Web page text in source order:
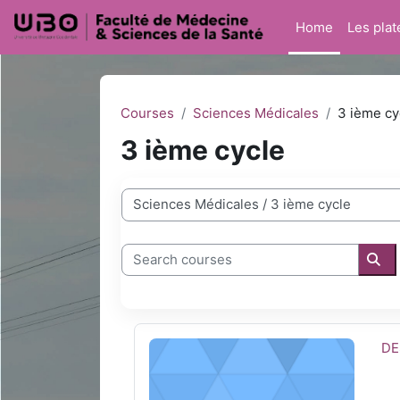
Home
Les
Courses Sciences Médicales 3 ième
3 ième cycle
Course categories
Search courses
DES Biologie Médicale